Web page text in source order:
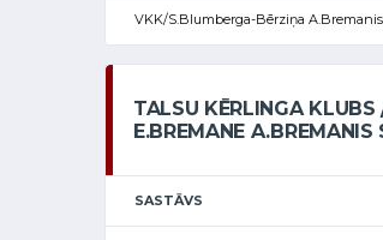
VKK/S.Blumberga-Bērziņa A.Bremanis
TALSU KĒRLINGA KLUBS
E.BREMANE A.BREMANIS
SASTĀVS